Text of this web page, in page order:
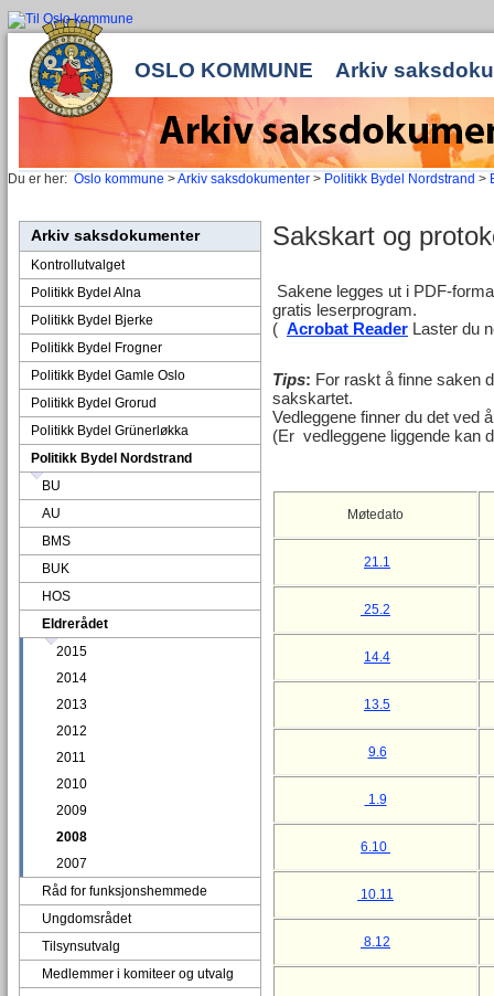
OSLO KOMMUNE Arkiv
Du er her: Oslo kommune >Arkiv saksdokumenter > Politikk Bydel Nordstrand >
Arkiv saksdokumenter
Kontrollutvalget
Politikk Bydel Alna
Politikk Bydel Bjerke
Politikk Bydel Frogner
Politikk Bydel Gamle Oslo
Politikk Bydel Grorud
Politikk Bydel Grünerløkka
Politikk Bydel Nordstrand
BU
AU
BMS
BUK
HOS
Eldrerådet
2015
2014
2013
2012
2011
2010
2009
2008
2007
Råd for funksjonshemmede
Ungdomsrådet
Tilsynsutvalg
Medlemmer i komiteer og utvalg
Sakskart og
Sakene legges ut i PDF-
gratis leserprogram.
( Acrobat Reader Laster du
Tips: For raskt å finne saken
sakskartet.
Vedleggene finner du det ved
(Er vedleggene liggende kan
Møtedato
21.1
25.2
14.4
13.5
9.6
1.9
6.10
10.11
8.12